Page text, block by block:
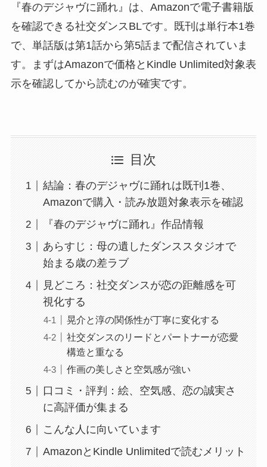
『春のデジャヴに踊れ』は、Amazonで電子書籍版
を確認できる社交ダンスBLです。既刊は単行本1巻
で、単話版は第1話から第5話まで配信されていま
す。まずはAmazonで価格とKindle Unlimited対象表
示を確認してから読むのが確実です。
目次
結論：春のデジャヴに踊れは既刊1巻、
Amazonで購入・読み放題対象表示を確認
『春のデジャヴに踊れ』作品情報
あらすじ：母の遺したダンススタジオで
始まる歳の差ラブ
見どころ：社交ダンスが恋の距離感を可
視化する
晃介と淳の関係性が丁寧に変化する
社交ダンスのリードとパートナーが恋愛
構造と重なる
作画の美しさと空気感が強い
口コミ・評判：絵、空気感、恋の誠実さ
に高評価が集まる
こんな人に向いています
AmazonとKindle Unlimitedで読むメリット